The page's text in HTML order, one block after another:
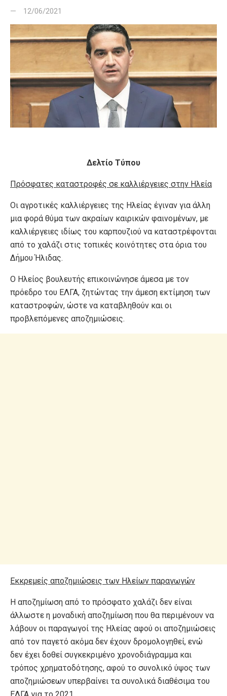
12/06/2021
Δελτίο Τύπου
Πρόσφατες καταστροφές σε καλλιέργειες στην Ηλεία
Οι αγροτικές καλλιέργειες της Ηλείας έγιναν για άλλη
μια φορά θύμα των ακραίων καιρικών φαινομένων, με
καλλιέργειες ιδίως του καρπουζιού να καταστρέφονται
από το χαλάζι στις τοπικές κοινότητες στα όρια του
Δήμου Ήλιδας.
Ο Ηλείος βουλευτής επικοινώνησε άμεσα με τον
πρόεδρο του ΕΛΓΑ, ζητώντας την άμεση εκτίμηση των
καταστροφών, ώστε να καταβληθούν και οι
προβλεπόμενες αποζημιώσεις.
Εκκρεμείς αποζημιώσεις των Ηλείων παραγωγών
Η αποζημίωση από το πρόσφατο χαλάζι δεν είναι
άλλωστε η μοναδική αποζημίωση που θα περιμένουν να
λάβουν οι παραγωγοί της Ηλείας αφού οι αποζημιώσεις
από τον παγετό ακόμα δεν έχουν δρομολογηθεί, ενώ
δεν έχει δοθεί συγκεκριμένο χρονοδιάγραμμα και
τρόπος χρηματοδότησης, αφού το συνολικό ύψος των
αποζημιώσεων υπερβαίνει τα συνολικά διαθέσιμα του